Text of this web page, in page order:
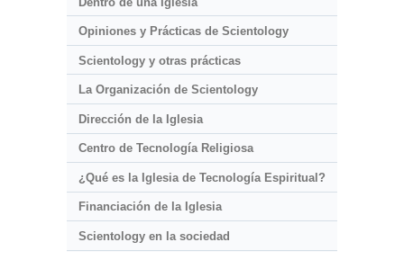
Opiniones y Prácticas de Scientology
Scientology y otras prácticas
La Organización de Scientology
Dirección de la Iglesia
Centro de Tecnología Religiosa
¿Qué es la Iglesia de Tecnología Espiritual?
Financiación de la Iglesia
Scientology en la sociedad